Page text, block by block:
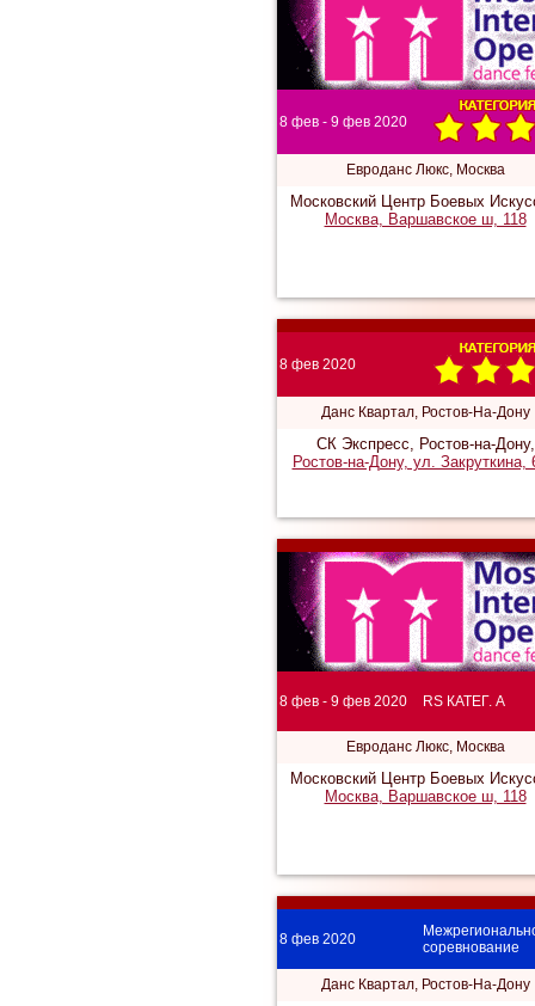
8 фев - 9 фев 2020
Евроданс Люкс, Москва
Московский Центр Боевых
Москва, Варшавское ш, 118
8 фев 2020
Данс Квартал, Ростов-На-Дону
СК Экспресс, Ростов-на-Дону,
Ростов-на-Дону, ул. Закруткина,
8 фев - 9 фев 2020 RS КАТЕГ. A
Евроданс Люкс, Москва
Московский Центр Боевых
Москва, Варшавское ш, 118
8 фев 2020
соревнование
Данс Квартал, Ростов-На-Дону